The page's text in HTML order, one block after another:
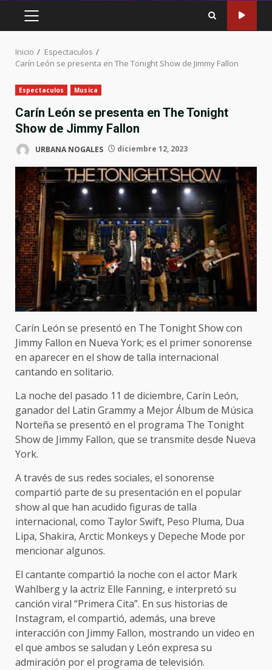
MENÚ
PRINCIPAL
Inicio
Espectaculos
Carín León se presenta en The Tonight Show de Jimmy Fallon
Espectaculos Musica
Carín León se presenta en The Tonight
Show de Jimmy Fallon
URBANA NOGALES diciembre 12, 2023
Carín León se presentó en The Tonight Show con
Jimmy Fallon en Nueva York; es el primer sonorense
en aparecer en el show de talla internacional
cantando en solitario.
La noche del pasado 11 de diciembre, Carín León,
ganador del Latin Grammy a Mejor Álbum de Música
Norteña se presentó en el programa The Tonight
Show de Jimmy Fallon, que se transmite desde Nueva
York.
A través de sus redes sociales, el sonorense
compartió parte de su presentación en el popular
show al que han acudido figuras de talla
internacional, como Taylor Swift, Peso Pluma, Dua
Lipa, Shakira, Arctic Monkeys y Depeche Mode por
mencionar algunos.
El cantante compartió la noche con el actor Mark
Wahlberg y la actriz Elle Fanning, e interpretó su
canción viral “Primera Cita”. En sus historias de
Instagram, el compartió, además, una breve
interacción con Jimmy Fallon, mostrando un video en
el que ambos se saludan y León expresa su
admiración por el programa de televisión.